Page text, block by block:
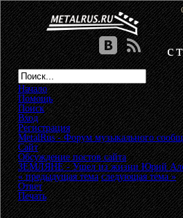
Начало
Помощь
Поиск
Вход
Регистрация
MetalRus - Форум музыкального
Сайт»
Обсуждение постов сайта»
ЗЕМЛЯНЕ - Ушел из жизни Юрий
« предыдущая тема следующая тема »
Ответ
Печать